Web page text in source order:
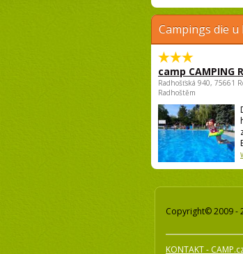
Campings die
camp CAMPING
Radhošťská 940, 75661
Radhoštěm
Copyright© 2009 -
KONTAKT -